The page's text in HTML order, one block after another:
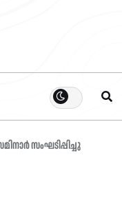
സംഘടിപ്പിച്ചു